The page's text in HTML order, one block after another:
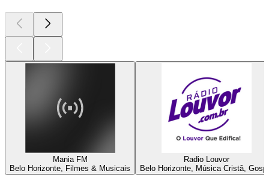
Mania FM
Belo Horizonte, Filmes & Musicais
Radio Louvor
Belo Horizonte, Música Cristã,